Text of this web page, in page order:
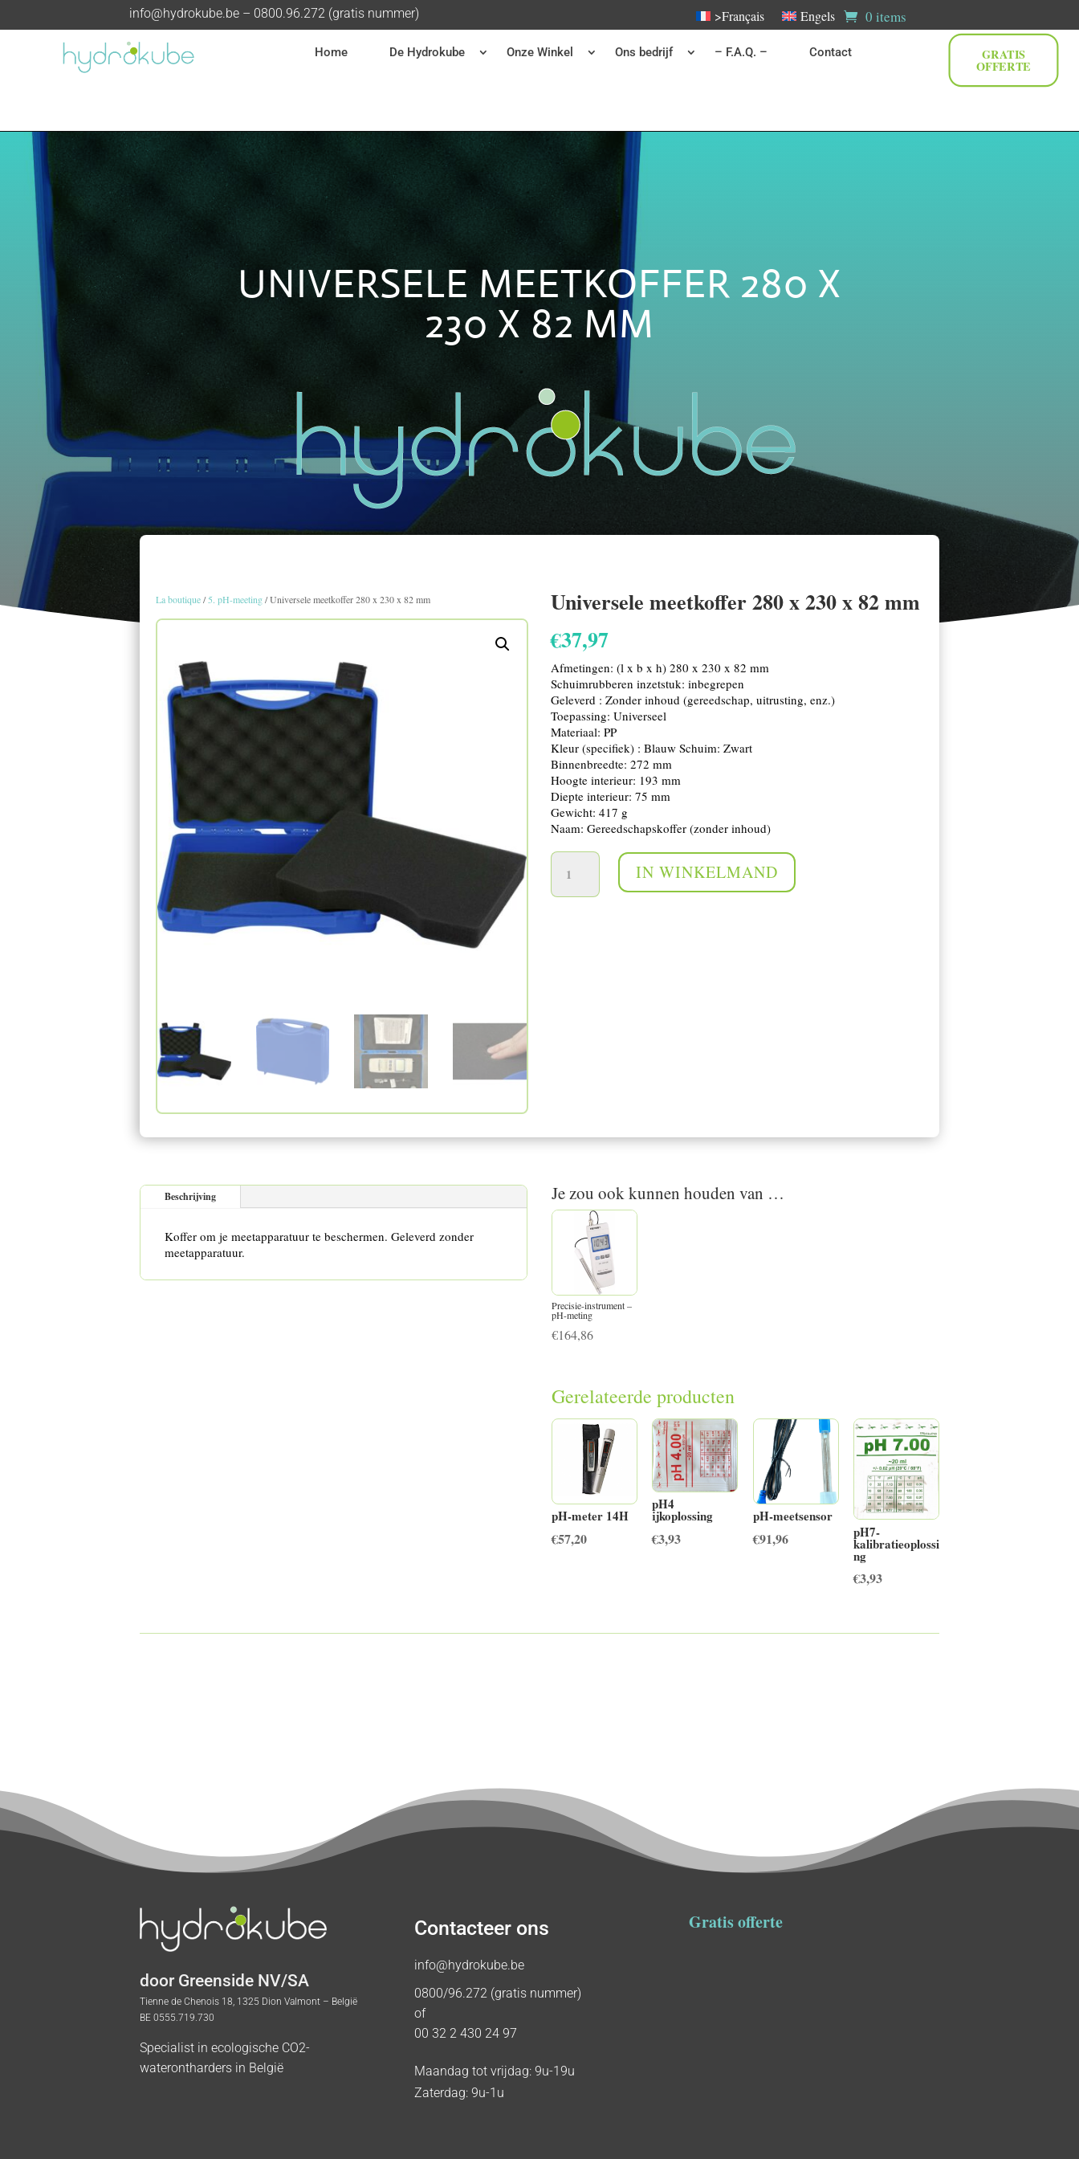
info@hydrokube.be– 0800.96.272 (gratis nummer) >Français Engels 0 items
Home De Hydrokube Onze Winkel Ons bedrijf – F.A.Q. – Contact GRATIS
OFFERTE
UNIVERSELE MEETKOFFER 280 X
230 X 82 MM
La boutique/5. pH-meeting/ Universele meetkoffer 280 x 230 x 82 mm
Universele meetkoffer 280 x 230 x 82 mm
€37,97
Afmetingen: (l x b x h) 280 x 230 x 82 mm
Schuimrubberen inzetstuk: inbegrepen
Geleverd : Zonder inhoud (gereedschap, uitrusting, enz.)
Toepassing: Universeel
Materiaal: PP
Kleur (specifiek) : Blauw Schuim: Zwart
Binnenbreedte: 272 mm
Hoogte interieur: 193 mm
Diepte interieur: 75 mm
Gewicht: 417 g
Naam: Gereedschapskoffer (zonder inhoud)
IN WINKELMAND
Beschrijving
Koffer om je meetapparatuur te beschermen. Geleverd zonder
meetapparatuur.
Je zou ook kunnen houden van …
Precisie-instrument –
pH-meting
€164,86
Gerelateerde producten
pH-meter 14H
€57,20
pH4
ijkoplossing
€3,93
pH-meetsensor
€91,96 pH7-
kalibratieoplossi
ng
€3,93
door Greenside NV/SA
Tienne de Chenois 18, 1325 Dion Valmont – België
BE 0555.719.730
Specialist in ecologische CO2-
waterontharders in België
Contacteer ons
info@hydrokube.be
0800/96.272 (gratis nummer)
of
00 32 2 430 24 97
Maandag tot vrijdag: 9u-19u
Zaterdag: 9u-1u
Gratis offerte